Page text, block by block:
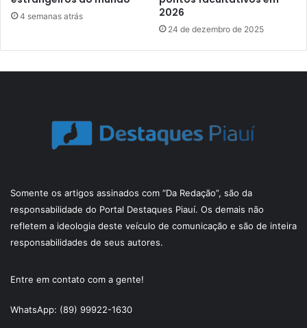
4 semanas atrás
2026
24 de dezembro de 2025
Somente os artigos assinados com “Da Redação”, são da
responsabilidade do Portal Destaques Piauí. Os demais não
refletem a ideologia deste veículo de comunicação e são de inteira
responsabilidades de seus autores.
Entre em contato com a gente!
WhatsApp: (89) 99922-1630